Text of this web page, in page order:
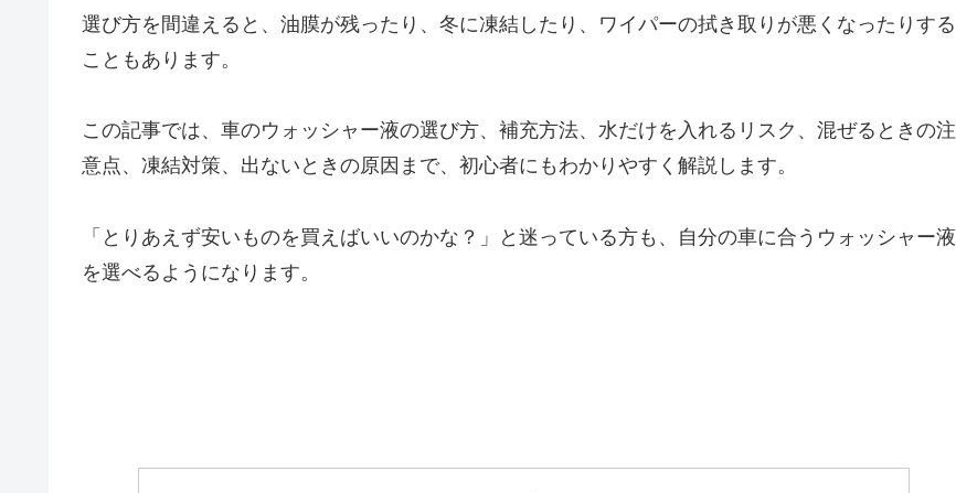
選び方を間違えると、油膜が残ったり、冬に凍結したり、ワイパーの拭き取りが悪くなったりする
こともあります。
この記事では、車のウォッシャー液の選び方、補充方法、水だけを入れるリスク、混ぜるときの注
意点、凍結対策、出ないときの原因まで、初心者にもわかりやすく解説します。
「とりあえず安いものを買えばいいのかな？」と迷っている方も、自分の車に合うウォッシャー液
を選べるようになります。